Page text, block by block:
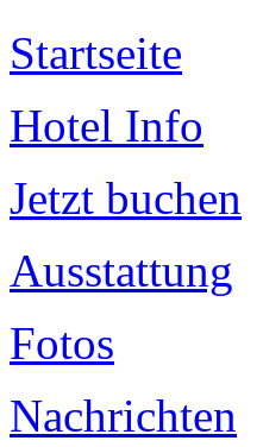
Startseite
Hotel Info
Jetzt buchen
Ausstattung
Fotos
Nachrichten